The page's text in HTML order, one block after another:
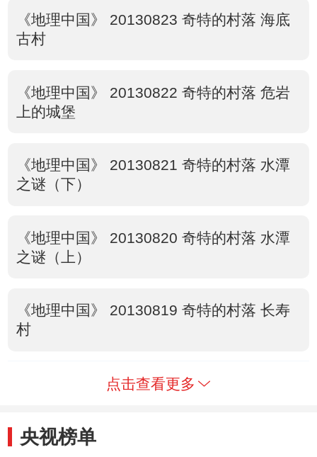
《地理中国》 20130823 奇特的村落 海底
古村
《地理中国》 20130822 奇特的村落 危岩
上的城堡
《地理中国》 20130821 奇特的村落 水潭
之谜（下）
《地理中国》 20130820 奇特的村落 水潭
之谜（上）
《地理中国》 20130819 奇特的村落 长寿
村
点击查看更多
央视榜单